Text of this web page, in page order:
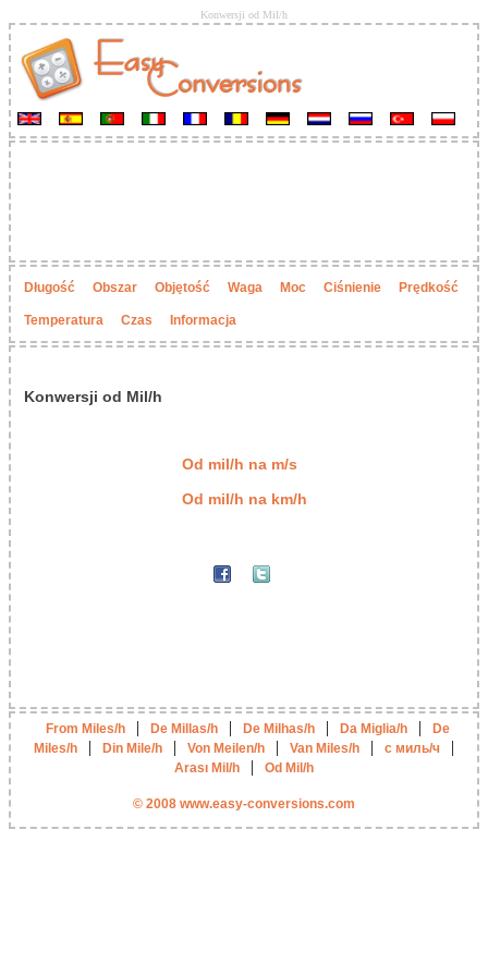
Konwersji od Mil/h
Długość Obszar Objętość Waga Moc Ciśnienie Prędkość
Temperatura Czas Informacja
Konwersji od Mil/h
Od mil/h na m/s
Od mil/h na km/h
From Miles/h | De Millas/h | De Milhas/h | Da Miglia/h |
De
Miles/h
| Din Mile/h | Von Meilen/h | Van Miles/h | с миль/ч |
Arası Mil/h | Od Mil/h
© 2008 www.easy-conversions.com